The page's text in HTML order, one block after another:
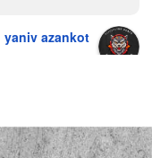
yaniv azankot